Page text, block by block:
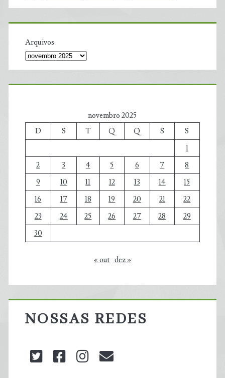
Arquivos
novembro 2025
D
S T Q Q S
S
1
2
3 4 5 6 7
8
9
10 11 12 13 14
15
16
17 18 19 20 21
22
23
24 25 26 27 28
29
30
« out dez »
NOSSAS REDES
twitterfacebookinstagram